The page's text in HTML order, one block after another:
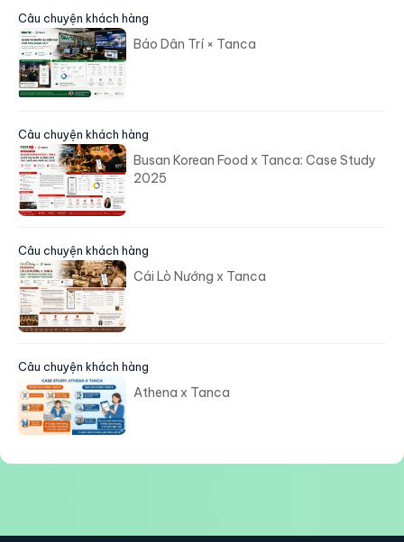
Câu chuyện khách hàng
Báo Dân Trí × Tanca
Câu chuyện khách hàng
Busan Korean Food x Tanca: Case Study
2025
Câu chuyện khách hàng
Cái Lò Nướng x Tanca
Câu chuyện khách hàng
Athena x Tanca